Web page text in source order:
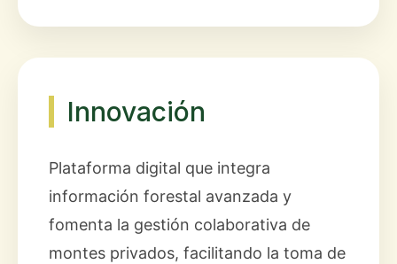
Innovación
Plataforma digital que integra
información forestal avanzada y
fomenta la gestión colaborativa de
montes privados, facilitando la toma de